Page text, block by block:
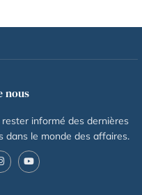
nous
informé des dernières
dans le monde des affaires.